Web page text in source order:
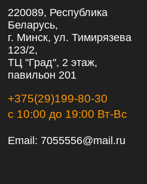
220089, Республика
Беларусь,
г. Минск, ул. Тимирязева
123/2,
ТЦ "Град", 2 этаж,
павильон 201
+375(29)199-80-30
с 10:00 до 19:00 Вт-Вс
Email: 7055556@mail.ru